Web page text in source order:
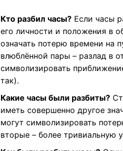
Кто разбил часы? Если часы
его личности и положения в
означать потерю времени на
влюблённой пары – разлад в
символизировать
так).
Какие часы были разбиты?
иметь совершенно другое
могут символизировать
вторые – более тривиальную